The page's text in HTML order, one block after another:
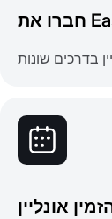
בדרכים שונות
אונליין